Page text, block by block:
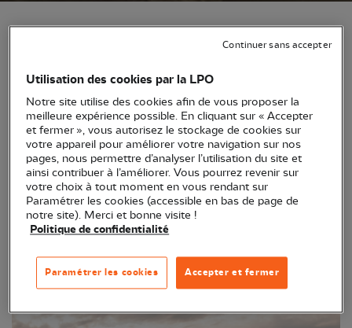
Groupes locaux
Utilisation des cookies par la LPO
Notre site utilise des cookies afin de vous proposer la
meilleure expérience possible. En cliquant sur « Accepter
et fermer », vous autorisez le stockage de cookies sur
votre appareil pour améliorer votre navigation sur nos
pages, nous permettre d’analyser l’utilisation du site et
ainsi contribuer à l’améliorer. Vous pourrez revenir sur
votre choix à tout moment en vous rendant sur
Paramétrer les cookies (accessible en bas de page de
notre site). Merci et bonne visite !
Politique de confidentialité
Accepter et fermer
Paramétrer les cookies
Continuer sans accepter